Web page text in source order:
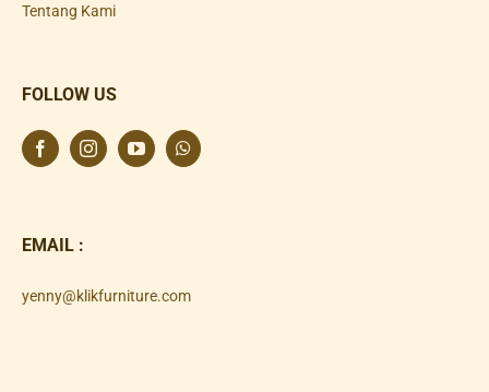
Tentang Kami
FOLLOW US
EMAIL :
yenny@klikfurniture.com